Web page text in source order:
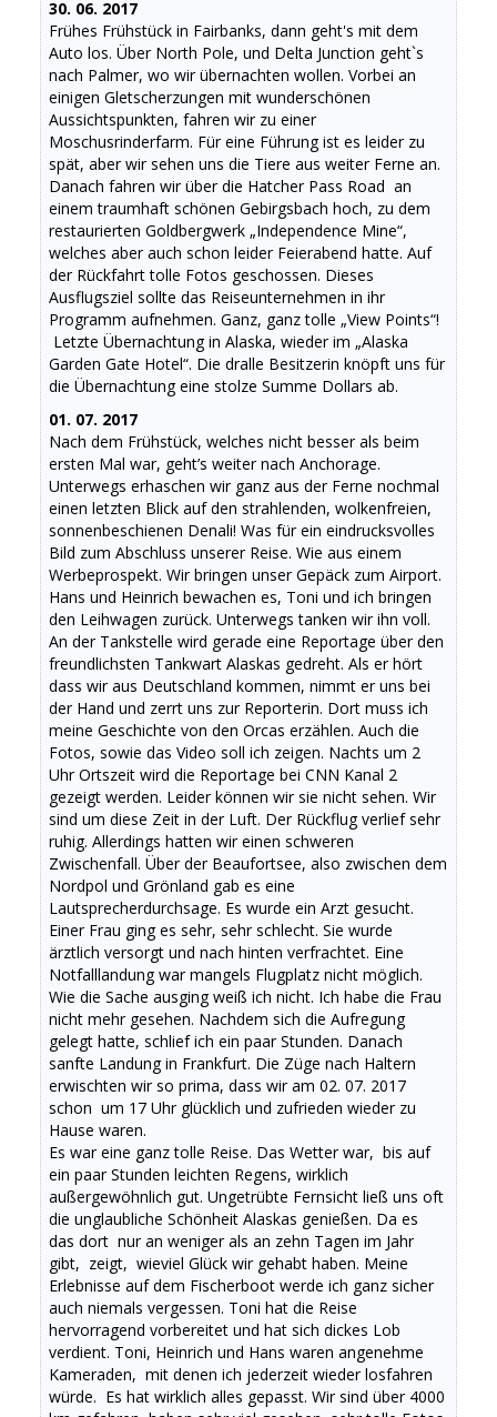
30. 06. 2017
Frühes Frühstück in Fairbanks, dann geht's mit dem
Auto los. Über North Pole, und Delta Junction geht`s
nach Palmer, wo wir übernachten wollen. Vorbei an
einigen Gletscherzungen mit wunderschönen
Aussichtspunkten, fahren wir zu einer
Moschusrinderfarm. Für eine Führung ist es leider zu
spät, aber wir sehen uns die Tiere aus weiter Ferne an.
Danach fahren wir über die Hatcher Pass Road an
einem traumhaft schönen Gebirgsbach hoch, zu dem
restaurierten Goldbergwerk „Independence Mine“,
welches aber auch schon leider Feierabend hatte. Auf
der Rückfahrt tolle Fotos geschossen. Dieses
Ausflugsziel sollte das Reiseunternehmen in ihr
Programm aufnehmen. Ganz, ganz tolle „View Points“!
Letzte Übernachtung in Alaska, wieder im „Alaska
Garden Gate Hotel“. Die dralle Besitzerin knöpft uns für
die Übernachtung eine stolze Summe Dollars ab.
01. 07. 2017
Nach dem Frühstück, welches nicht besser als beim
ersten Mal war, geht’s weiter nach Anchorage.
Unterwegs erhaschen wir ganz aus der Ferne nochmal
einen letzten Blick auf den strahlenden, wolkenfreien,
sonnenbeschienen Denali! Was für ein eindrucksvolles
Bild zum Abschluss unserer Reise. Wie aus einem
Werbeprospekt. Wir bringen unser Gepäck zum Airport.
Hans und Heinrich bewachen es, Toni und ich bringen
den Leihwagen zurück. Unterwegs tanken wir ihn voll.
An der Tankstelle wird gerade eine Reportage über den
freundlichsten Tankwart Alaskas gedreht. Als er hört
dass wir aus Deutschland kommen, nimmt er uns bei
der Hand und zerrt uns zur Reporterin. Dort muss ich
meine Geschichte von den Orcas erzählen. Auch die
Fotos, sowie das Video soll ich zeigen. Nachts um 2
Uhr Ortszeit wird die Reportage bei CNN Kanal 2
gezeigt werden. Leider können wir sie nicht sehen. Wir
sind um diese Zeit in der Luft. Der Rückflug verlief sehr
ruhig. Allerdings hatten wir einen schweren
Zwischenfall. Über der Beaufortsee, also zwischen dem
Nordpol und Grönland gab es eine
Lautsprecherdurchsage. Es wurde ein Arzt gesucht.
Einer Frau ging es sehr, sehr schlecht. Sie wurde
ärztlich versorgt und nach hinten verfrachtet. Eine
Notfalllandung war mangels Flugplatz nicht möglich.
Wie die Sache ausging weiß ich nicht. Ich habe die Frau
nicht mehr gesehen. Nachdem sich die Aufregung
gelegt hatte, schlief ich ein paar Stunden. Danach
sanfte Landung in Frankfurt. Die Züge nach Haltern
erwischten wir so prima, dass wir am 02. 07. 2017
schon um 17 Uhr glücklich und zufrieden wieder zu
Hause waren.
Es war eine ganz tolle Reise. Das Wetter war, bis auf
ein paar Stunden leichten Regens, wirklich
außergewöhnlich gut. Ungetrübte Fernsicht ließ uns oft
die unglaubliche Schönheit Alaskas genießen. Da es
das dort nur an weniger als an zehn Tagen im Jahr
gibt, zeigt, wieviel Glück wir gehabt haben. Meine
Erlebnisse auf dem Fischerboot werde ich ganz sicher
auch niemals vergessen. Toni hat die Reise
hervorragend vorbereitet und hat sich dickes Lob
verdient. Toni, Heinrich und Hans waren angenehme
Kameraden, mit denen ich jederzeit wieder losfahren
würde. Es hat wirklich alles gepasst. Wir sind über 4000